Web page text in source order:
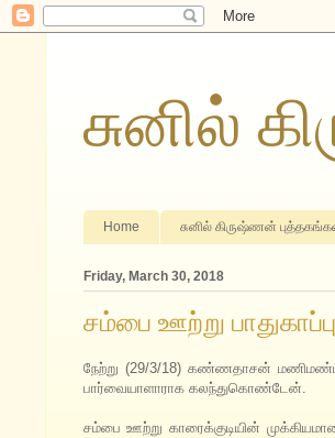
சுனில்
Home சுனில் கிருஷ்ணன்
Friday, March 30, 2018
சம்பை ஊற்று பாதுகாப்பு
நேற்று (29/3/18) கண்ணதாசன்
பார்வையாளாராக கலந்துகொண்டேன்.
சம்பை ஊற்று காரைக்குடியின்